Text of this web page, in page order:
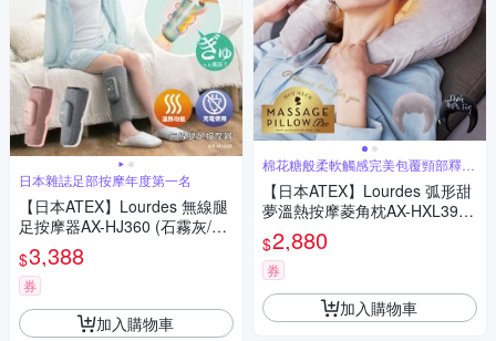
日本雜誌足部按摩年度第一名
【日本ATEX】Lourdes 無線腿
足按摩器AX-HJ360 (石霧灰/野
莓粉)【2入組】
$3,388
券
加入購物車
棉花糖般柔軟觸感完美包覆頸部釋放
壓力
【日本ATEX】Lourdes 弧形甜
夢溫熱按摩菱角枕AX-HXL391
(二色)
$2,880
券
加入購物車